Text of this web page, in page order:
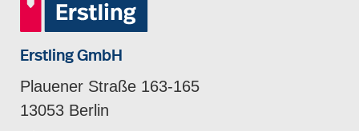
Erstling GmbH
Plauener Straße 163-165
13053 Berlin